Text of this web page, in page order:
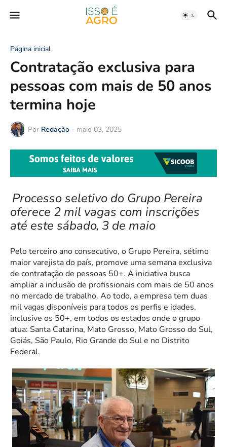
Página inicial
Contratação exclusiva para
pessoas com mais de 50 anos
termina hoje
Por Redação - maio 03, 2025
Processo seletivo do Grupo Pereira
oferece 2 mil vagas com inscrições
até este sábado, 3 de maio
Pelo terceiro ano consecutivo, o Grupo Pereira, sétimo
maior varejista do país, promove uma semana exclusiva
de contratação de pessoas 50+. A iniciativa busca
ampliar a inclusão de profissionais com mais de 50 anos
no mercado de trabalho. Ao todo, a empresa tem duas
mil vagas disponíveis para todos os perfis e idades,
inclusive os 50+, em todos os estados onde o grupo
atua: Santa Catarina, Mato Grosso, Mato Grosso do Sul,
Goiás, São Paulo, Rio Grande do Sul e no Distrito
Federal.